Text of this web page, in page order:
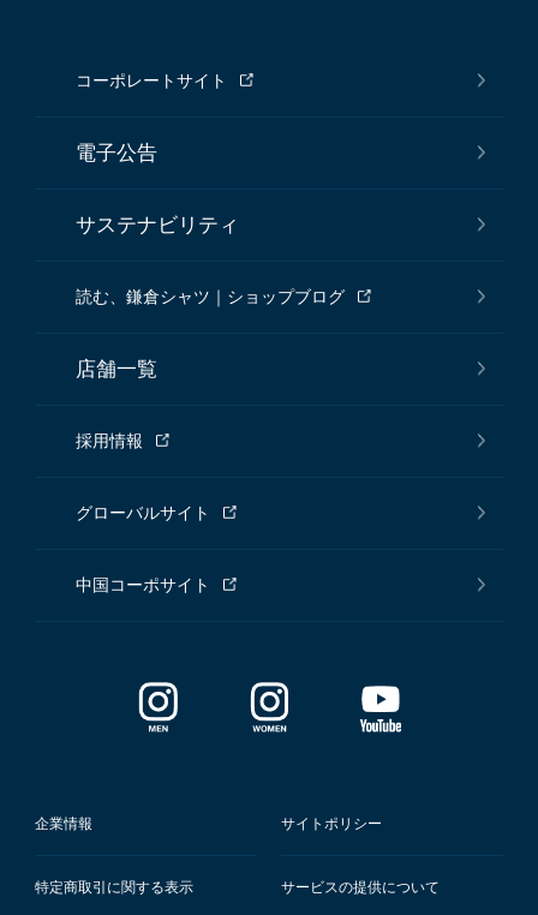
コーポレートサイト
電子公告
サステナビリティ
読む、鎌倉シャツ｜ショップブログ
店舗一覧
採用情報
グローバルサイト
中国コーポサイト
企業情報 サイトポリシー
特定商取引に関する表示 サービスの提供について